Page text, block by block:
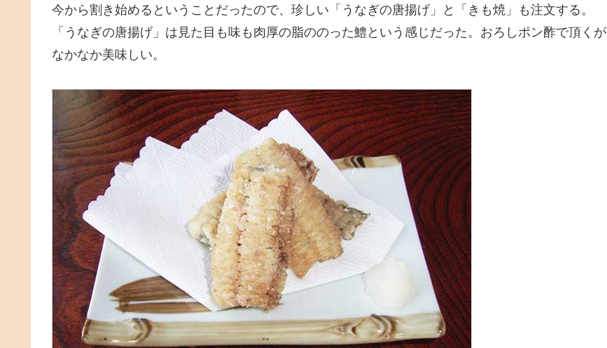
今から割き始めるということだったので、珍しい「うなぎの唐揚げ」と「きも焼」も注文する。
「うなぎの唐揚げ」は見た目も味も肉厚の脂ののった鱧という感じだった。おろしポン酢で頂くが
なかなか美味しい。